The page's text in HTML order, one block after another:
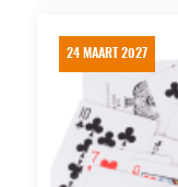
24 MAART 2027